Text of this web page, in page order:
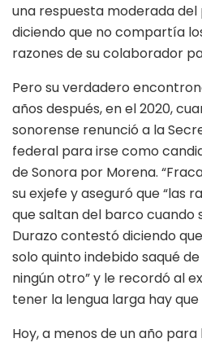
una respuesta moderada del
diciendo que no compartía
razones de su colaborador
Pero su verdadero
años después, en el 2020,
sonorense renunció a la
federal para irse como
de Sonora por Morena.
su exjefe y aseguró que “las
que saltan del barco cuando
Durazo contestó diciendo
solo quinto indebido saqué
ningún otro” y le recordó al
tener la lengua larga hay
Hoy, a menos de un año